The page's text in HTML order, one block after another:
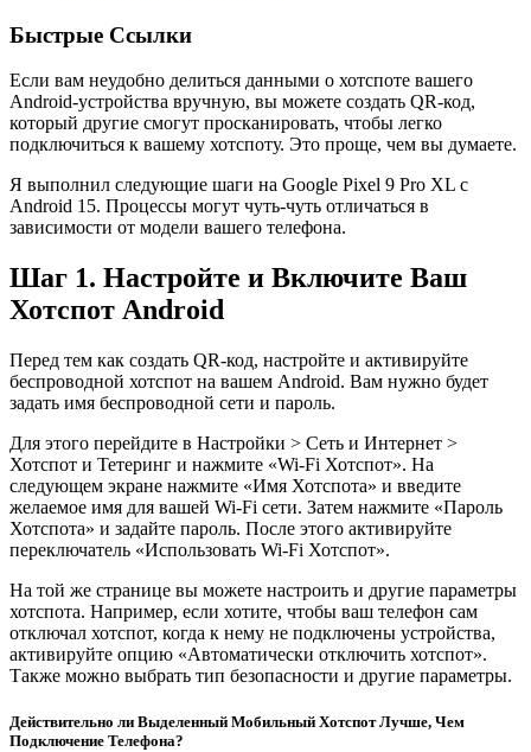
Быстрые Ссылки
Если вам неудобно делиться данными о хотспоте вашего
Android-устройства вручную, вы можете создать QR-код,
который другие смогут просканировать, чтобы легко
подключиться к вашему хотспоту. Это проще, чем вы думаете.
Я выполнил следующие шаги на Google Pixel 9 Pro XL с
Android 15. Процессы могут чуть-чуть отличаться в
зависимости от модели вашего телефона.
Шаг 1. Настройте и Включите Ваш
Хотспот Android
Перед тем как создать QR-код, настройте и активируйте
беспроводной хотспот на вашем Android. Вам нужно будет
задать имя беспроводной сети и пароль.
Для этого перейдите в Настройки > Сеть и Интернет >
Хотспот и Тетеринг и нажмите «Wi-Fi Хотспот». На
следующем экране нажмите «Имя Хотспота» и введите
желаемое имя для вашей Wi-Fi сети. Затем нажмите «Пароль
Хотспота» и задайте пароль. После этого активируйте
переключатель «Использовать Wi-Fi Хотспот».
На той же странице вы можете настроить и другие параметры
хотспота. Например, если хотите, чтобы ваш телефон сам
отключал хотспот, когда к нему не подключены устройства,
активируйте опцию «Автоматически отключить хотспот».
Также можно выбрать тип безопасности и другие параметры.
Действительно ли Выделенный Мобильный Хотспот Лучше, Чем
Подключение Телефона?